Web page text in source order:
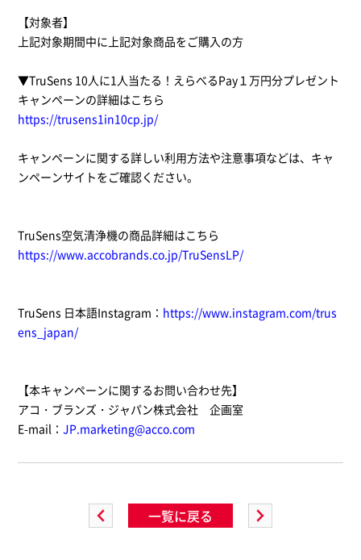
【対象者】
上記対象期間中に上記対象商品をご購入の方
▼TruSens 10人に1人当たる！えらべるPay１万円分プレゼント
キャンペーンの詳細はこちら
https://trusens1in10cp.jp/
キャンペーンに関する詳しい利用方法や注意事項などは、キャ
ンペーンサイトをご確認ください。
TruSens空気清浄機の商品詳細はこちら
https://www.accobrands.co.jp/TruSensLP/
TruSens 日本語Instagram： https://www.instagram.com/trus
ens_japan/
【本キャンペーンに関するお問い合わせ先】
アコ・ブランズ・ジャパン株式会社 企画室
E-mail： JP.marketing@acco.com
一覧に戻る